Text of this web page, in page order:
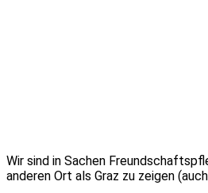
Wir sind in Sachen
anderen Ort als Graz zu zeigen